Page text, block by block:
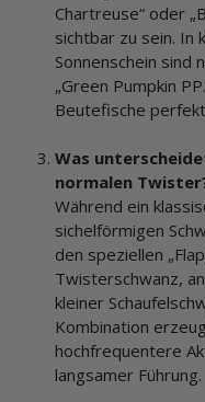
Chartreuse“ oder
sichtbar zu sein. In
Sonnenschein sind
„Green Pumpkin
Beutefische
Was
normalen
Während ein
sichelförmigen
den speziellen
Twisterschwanz,
kleiner
Kombination
hochfrequentere
langsamer Führung.